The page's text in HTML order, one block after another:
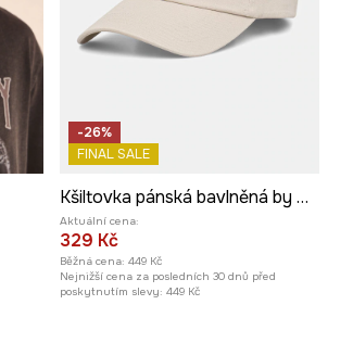
-26%
FINAL SALE
Kšiltovka pánská bavlněná by Aga Serwicka, Graphics Series
Aktuální cena:
329 Kč
Běžná cena: 449 Kč
Nejnižší cena za posledních 30 dnů před
poskytnutím slevy: 449 Kč